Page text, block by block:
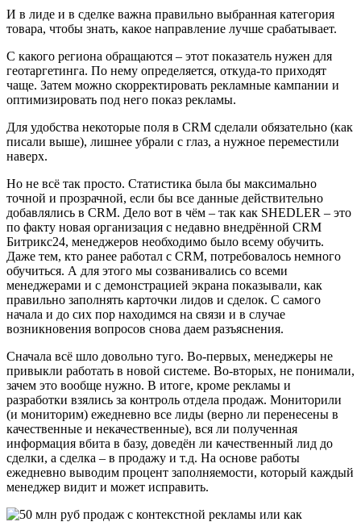
И в лиде и в сделке важна правильно выбранная категория
товара, чтобы знать, какое направление лучше срабатывает.
С какого региона обращаются – этот показатель нужен для
геотаргетинга. По нему определяется, откуда-то приходят
чаще. Затем можно скорректировать рекламные кампании и
оптимизировать под него показ рекламы.
Для удобства некоторые поля в CRM сделали обязательно (как
писали выше), лишнее убрали с глаз, а нужное переместили
наверх.
Но не всё так просто. Статистика была бы максимально
точной и прозрачной, если бы все данные действительно
добавлялись в CRM. Дело вот в чём – так как SHEDLER – это
по факту новая организация с недавно внедрённой CRM
Битрикс24, менеджеров необходимо было всему обучить.
Даже тем, кто ранее работал с CRM, потребовалось немного
обучиться. А для этого мы созванивались со всеми
менеджерами и с демонстрацией экрана показывали, как
правильно заполнять карточки лидов и сделок. С самого
начала и до сих пор находимся на связи и в случае
возникновения вопросов снова даем разъяснения.
Сначала всё шло довольно туго. Во-первых, менеджеры не
привыкли работать в новой системе. Во-вторых, не понимали,
зачем это вообще нужно. В итоге, кроме рекламы и
разработки взялись за контроль отдела продаж. Мониторили
(и мониторим) ежедневно все лиды (верно ли перенесены в
качественные и некачественные), вся ли полученная
информация вбита в базу, доведён ли качественный лид до
сделки, а сделка – в продажу и т.д. На основе работы
ежедневно выводим процент заполняемости, который каждый
менеджер видит и может исправить.